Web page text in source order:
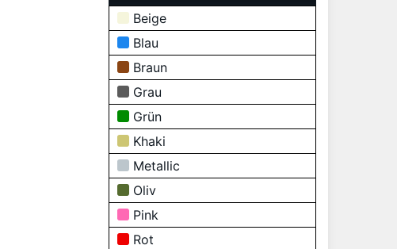
Beige
Blau
Braun
Grau
Grün
Khaki
Metallic
Oliv
Pink
Rot